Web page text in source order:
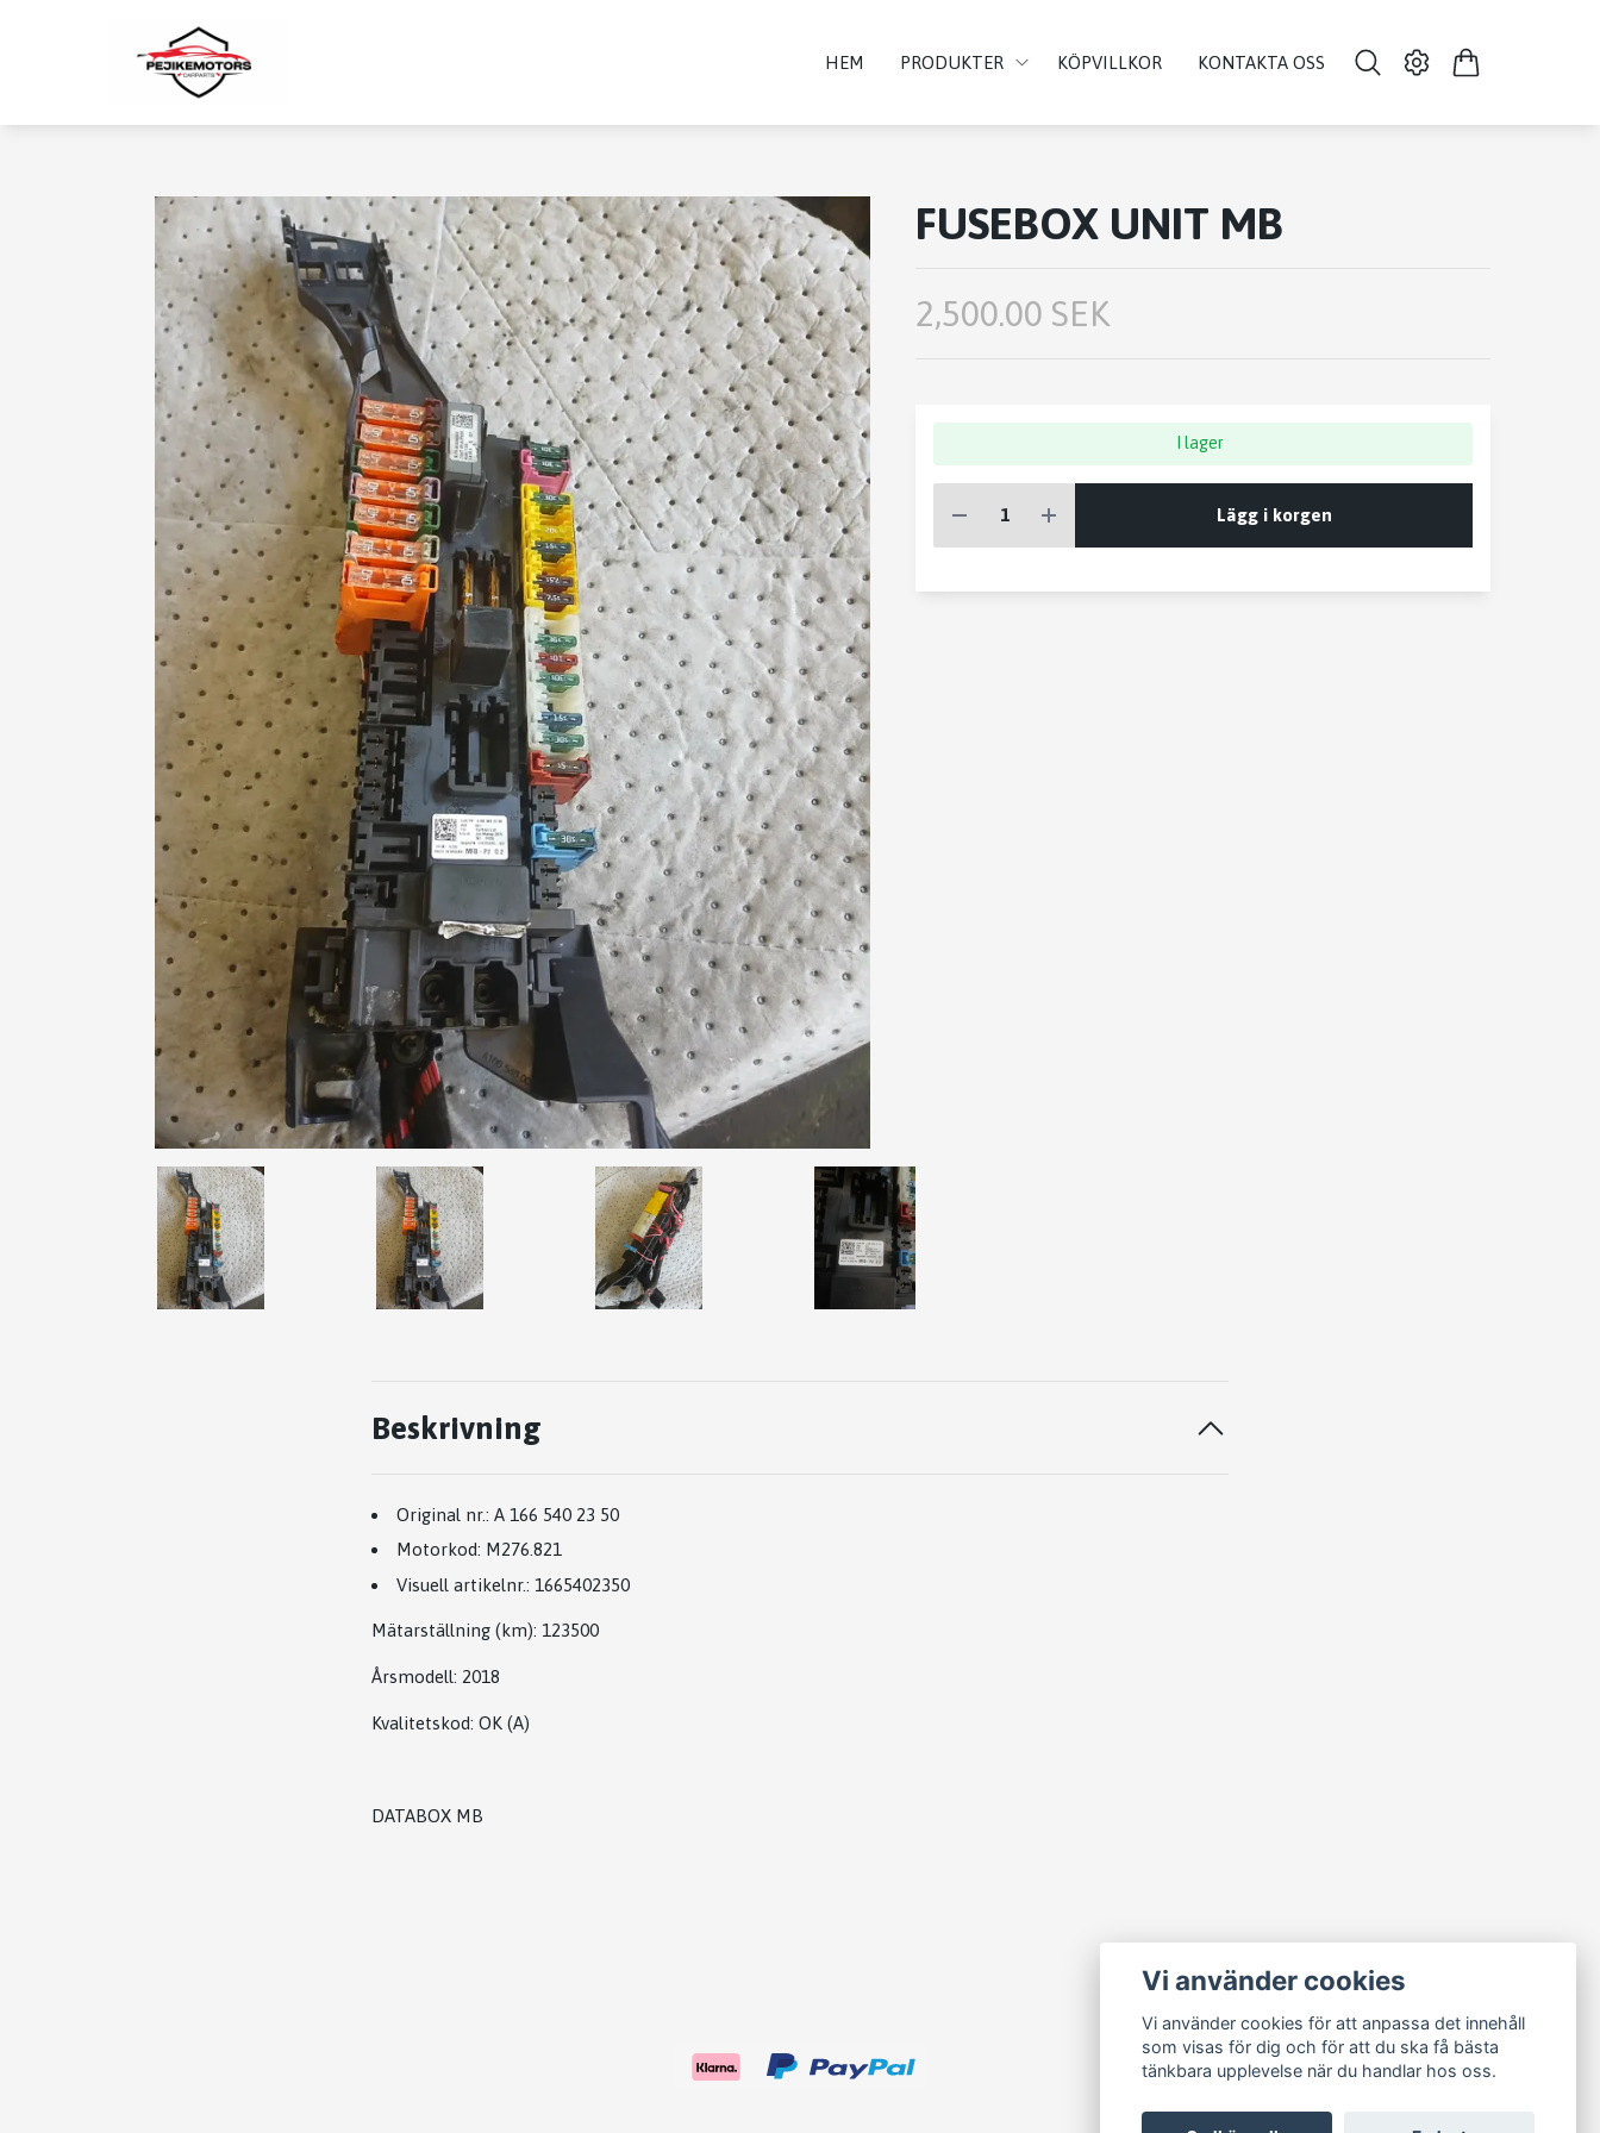
HEM PRODUKTER KÖPVILLKOR KONTAKTA OSS
FUSEBOX UNIT MB
2,500.00 SEK
I lager
Lägg i korgen
Beskrivning
Original nr.: A 166 540 23 50
Motorkod: M276.821
Visuell artikelnr.: 1665402350
Mätarställning (km): 123500
Årsmodell: 2018
Kvalitetskod: OK (A)
DATABOX MB
Vi använder cookies
Vi använder cookies för att anpassa det innehåll
som visas för dig och för att du ska få bästa
tänkbara upplevelse när du handlar hos oss.